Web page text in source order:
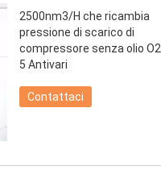
2500nm3/H che ricambia
pressione di scarico di
compressore senza olio O2
5 Antivari
Contattaci